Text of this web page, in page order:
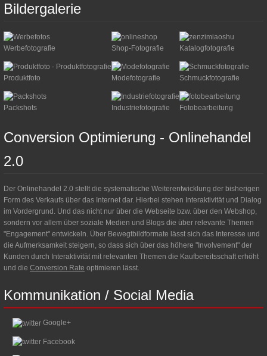
Bildergalerie
Werbefotografie Shop-Fotografie Katalogfotografie
Produktfoto Modefotografie Schmuckfotografie
Packshots Industriefotografie Fotobearbeitung
Conversion Optimierung - Onlinehandel
2.0
Der Onlinehandel 2.0 stellt die systematische Weiterentwicklung der bisherigen
Form des Verkaufs über das Internet dar. Hierbei stehen Interaktivität und Dialog
im Vordergrund. Und das nicht nur über die Webseite bzw. über den Webshop,
sondern vor allem über soziale Medien und Blogs die über relevante Themen
"Engagement" entwickeln. Über Bewegtbildformate lässt sich das Interesse und
die Aufmerksamkeit steigern, so dass sich über das höhere "Involvement" der
Kunden durch Interaktivität mit relevanten Themen die Kaufbereitsschaft erhöht
und die Conversion Rate optimieren lässt.
Kommunikation / Social Media
Google+
Facebook